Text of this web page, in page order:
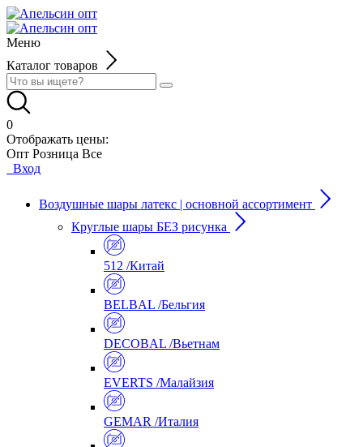
Меню
Каталог товаров
0
Отображать цены:
Опт Розница Все
Вход
Воздушные шары латекс | основной ассортимент
Круглые шары БЕЗ рисунка
512 /Китай
BELBAL /Бельгия
DECOBAL /Вьетнам
EVERTS /Малайзия
GEMAR /Италия